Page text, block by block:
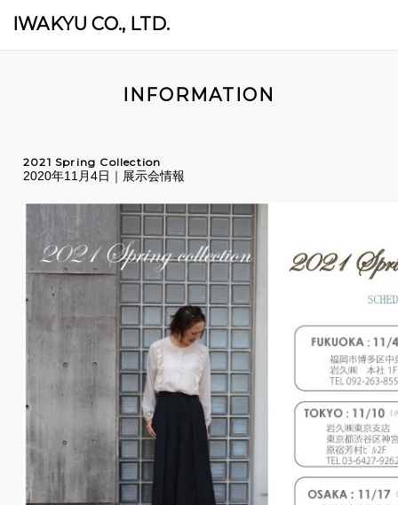
IWAKYU CO., LTD.
INFORMATION
2021 Spring Collection
2020年11月4日｜展示会情報